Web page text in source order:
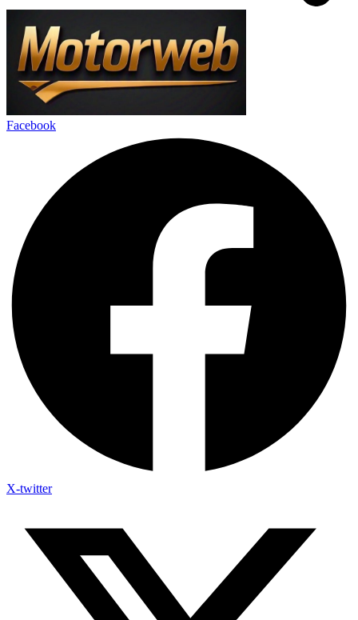
Facebook
X-twitter